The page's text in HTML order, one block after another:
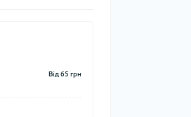
Від 65 грн